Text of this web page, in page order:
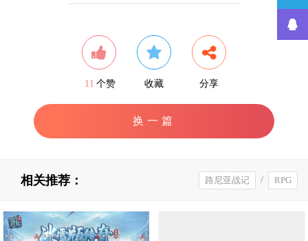
11 个赞 收藏 分享
换一篇
相关推荐： RPG
/
路尼亚战记